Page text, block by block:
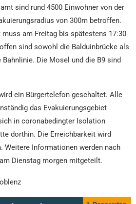
sind rund 4500 Einwohner von der
von 300m betroffen.
muss am Freitag bis spätestens 17:30
sind sowohl die Balduinbrücke als
Die Mosel und die B9 sind
ein Bürgertelefon geschaltet. Alle
das Evakuierungsgebiet
in coronabedingter Isolation
dorthin. Die Erreichbarkeit wird
Weitere Informationen werden nach
Dienstag morgen mitgeteilt.